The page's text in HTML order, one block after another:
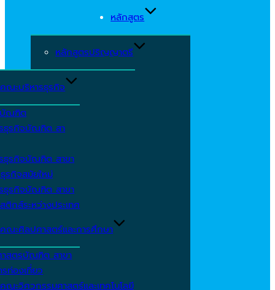
หลักสูตร
หลักสูตรปริญญาตรี
คณะบริหารธุรกิจ
ณฑิต
ธุรกิจบัณฑิต สา
ธุรกิจบัณฑิต สาขา
รกิจสมัยใหม่
ธุรกิจบัณฑิต สาขา
ติกส์ระหว่างประเทศ
คณะศิลปศาสตร์และการศึกษา
สตรบัณฑิต สาขา
ท่องเที่ยว
คณะวิศวกรรมศาสตร์และเทคโนโลยี